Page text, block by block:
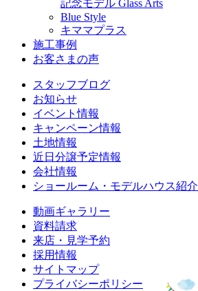
記念モデル Glass Arts
Blue Style
キママプラス
施工事例
お客さまの声
スタッフブログ
お知らせ
イベント情報
キャンペーン情報
土地情報
近日分譲予定情報
会社情報
ショールーム・モデルハウス紹介
動画ギャラリー
資料請求
来店・見学予約
採用情報
サイトマップ
プライバシーポリシー